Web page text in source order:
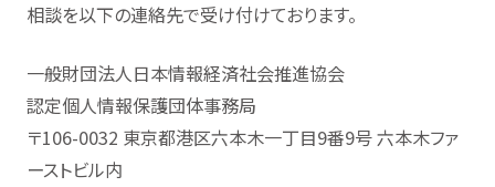
相談を以下の連絡先で受け付けております。
一般財団法人日本情報経済社会推進協会
認定個人情報保護団体事務局
〒106-0032 東京都港区六本木一丁目9番9号 六本木ファ
ーストビル内